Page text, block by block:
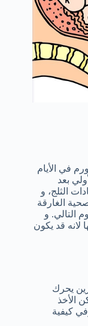
في الأيام
بعد
الثلج، و
الغارقة
التالي. و
لانه قد يكون
يحرك
الأخذ
كيفية